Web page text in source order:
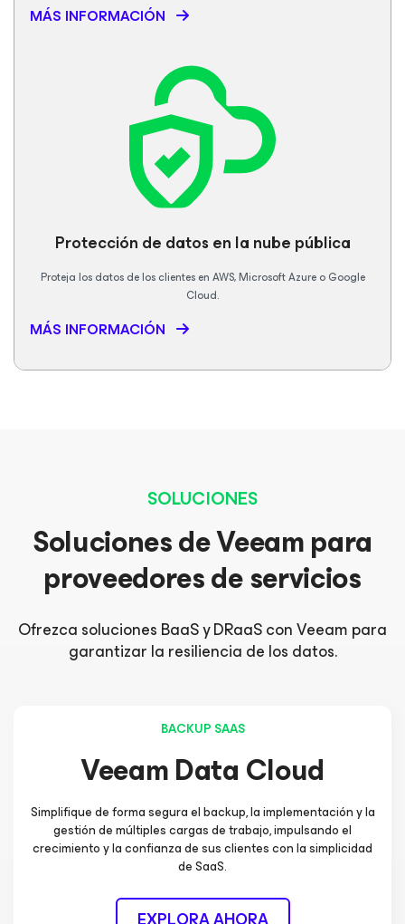
MÁS INFORMACIÓN
Protección de datos en la nube pública
Proteja los datos de los clientes en AWS, Microsoft Azure o Google
Cloud.
MÁS INFORMACIÓN
SOLUCIONES
Soluciones de Veeam para
proveedores de servicios
Ofrezca soluciones BaaS y DRaaS con Veeam para
garantizar la resiliencia de los datos.
BACKUP SAAS
Veeam Data Cloud
Simplifique de forma segura el backup, la implementación y la
gestión de múltiples cargas de trabajo, impulsando el
crecimiento y la confianza de sus clientes con la simplicidad
de SaaS.